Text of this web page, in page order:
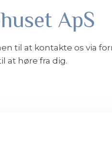
ApS
til at kontakte os via
at høre fra dig.